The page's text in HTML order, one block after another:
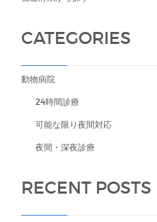
CATEGORIES
動物病院
24時間診療
可能な限り夜間対応
夜間・深夜診療
RECENT POSTS